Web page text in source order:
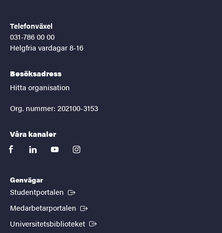
Telefonväxel
031-786 00 00
Helgfria vardagar 8-16
Besöksadress
Hitta organisation
Org. nummer: 202100-3153
Våra kanaler
facebooklinkedinyoutubeinstagram
Genvägar
Studentportalen (Extern länk)
Medarbetarportalen (Extern länk)
Universitetsbiblioteket (Extern länk)